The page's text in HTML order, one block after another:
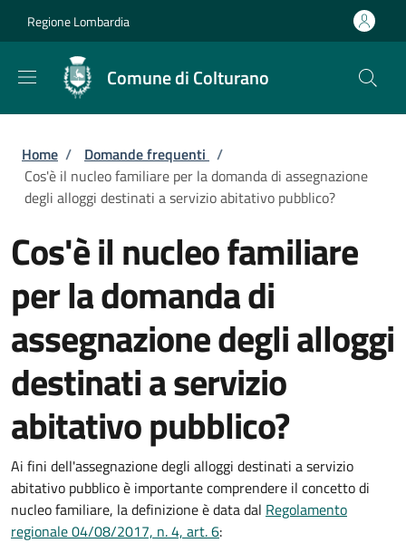
Regione Lombardia
Comune di Colturano
Briciole di pane
Home / Domande frequenti /
Cos'è il nucleo familiare per la domanda di assegnazione
degli alloggi destinati a servizio abitativo pubblico?
Cos'è il nucleo familiare
per la domanda di
assegnazione degli alloggi
destinati a servizio
abitativo pubblico?
Ai fini dell'assegnazione degli alloggi destinati a servizio
abitativo pubblico è importante comprendere il concetto di
nucleo familiare, la definizione è data dal Regolamento
regionale 04/08/2017, n. 4, art. 6: